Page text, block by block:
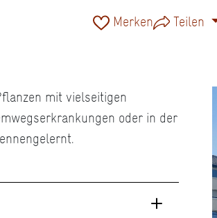
Merken Teilen
mit vielseitigen
oder in der